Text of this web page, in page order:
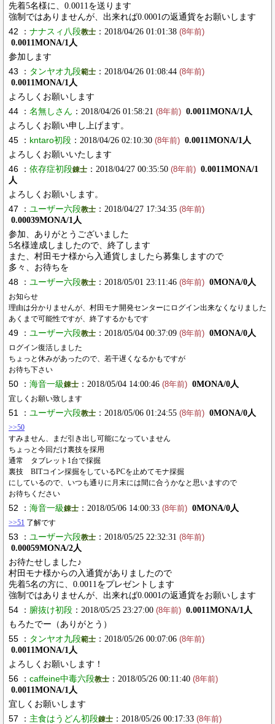
先着5名様に、0.0011を送ります
強制ではありませんが、出来れば0.0001の返通貨をお願いします
42 ： ナナスィ八段教士 ：2018/04/26 01:01:38 (8年前)
0.0011MONA/1人
参加します
43 ： タンヤオ九段範士 ：2018/04/26 01:08:44 (8年前)
0.0011MONA/1人
よろしくお願いします
44 ： 名無しさん ：2018/04/26 01:58:21 (8年前) 0.0011MONA/1人
よろしくお願い申し上げます。
45 ： kntaro初段 ：2018/04/26 02:10:30 (8年前) 0.0011MONA/1人
よろしくお願いいたします
46 ： 依存症初段錬士 ：2018/04/27 00:35:50 (8年前) 0.0011MONA/1
人
よろしくお願いします。
47 ： ユーザー六段教士 ：2018/04/27 17:34:35 (8年前)
0.00039MONA/1人
参加、ありがとうございました
5名様達成しましたので、終了します
また、村田モナ様から入通貨しましたら募集しますので
多々、お待ちを
48 ： ユーザー六段教士 ：2018/05/01 23:11:46 (8年前) 0MONA/0人
お知らせ
理由は分かりませんが、村田モナ開発センターにログイン出来なくなりました
あくまで可能性ですが、終了するかもです
49 ： ユーザー六段教士 ：2018/05/04 00:37:09 (8年前) 0MONA/0人
ログイン復活しました
ちょっと休みがあったので、若干遅くなるかもですが
お待ち下さい
50 ： 海音一級錬士 ：2018/05/04 14:00:46 (8年前) 0MONA/0人
宜しくお願い致します
51 ： ユーザー六段教士 ：2018/05/06 01:24:55 (8年前) 0MONA/0人
>>50
すみません、まだ引き出し可能になっていません
ちょっと今回だけ裏技を採用
通常 タブレット1台で採掘
裏技 BITコイン採掘をしているPCを止めてモナ採掘
にしているので、いつも通りに月末には間に合うかなと思いますので
お待ちください
52 ： 海音一級錬士 ：2018/05/06 14:00:33 (8年前) 0MONA/0人
>>51 了解です
53 ： ユーザー六段教士 ：2018/05/25 22:32:31 (8年前)
0.00059MONA/2人
お待たせしました♪
村田モナ様からの入通貨がありましたので
先着5名の方に、0.0011をプレゼントします
強制ではありませんが、出来れば0.0001の返通貨をお願いします
54 ： 腑抜け初段 ：2018/05/25 23:27:00 (8年前) 0.0011MONA/1人
もろたでー（ありがとう）
55 ： タンヤオ九段範士 ：2018/05/26 00:07:06 (8年前)
0.0011MONA/1人
よろしくお願いします！
56 ： caffeine中毒六段教士 ：2018/05/26 00:11:40 (8年前)
0.0011MONA/1人
宜しくお願いします
57 ： 主食はうどん初段錬士 ：2018/05/26 00:17:33 (8年前)